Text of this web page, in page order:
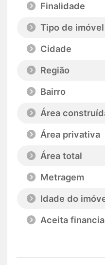
Finalidade
Tipo de imóvel
Cidade
Região
Bairro
Área
Área privativa
Área total
Metragem
Idade do
Aceita